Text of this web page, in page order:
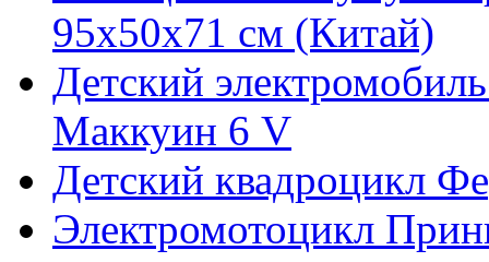
95х50х71 см (Китай)
Детский
Маккуин 6 V
Детский квадроцикл
Электромотоцикл